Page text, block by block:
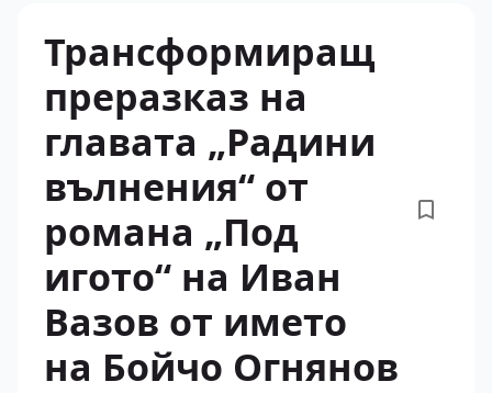
Трансформиращ
преразказ на
главата „Радини
вълнения“ от
романа „Под
игото“ на Иван
Вазов от името
на Бойчо Огнянов